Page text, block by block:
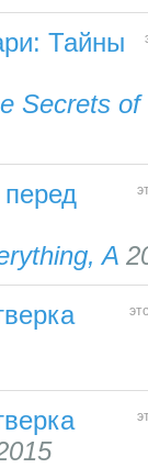
Тайны
Secrets of
A